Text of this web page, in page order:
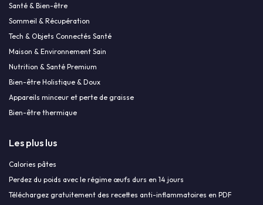
Santé & Bien-être
Sommeil & Récupération
Tech & Objets Connectés Santé
Maison & Environnement Sain
Nutrition & Santé Premium
Bien-être Holistique & Doux
Appareils minceur et perte de graisse
Bien-être thermique
Les plus lus
Calories pâtes
Perdez du poids avec le régime œufs durs en 14 jours
Téléchargez gratuitement des recettes anti-inflammatoires en PDF